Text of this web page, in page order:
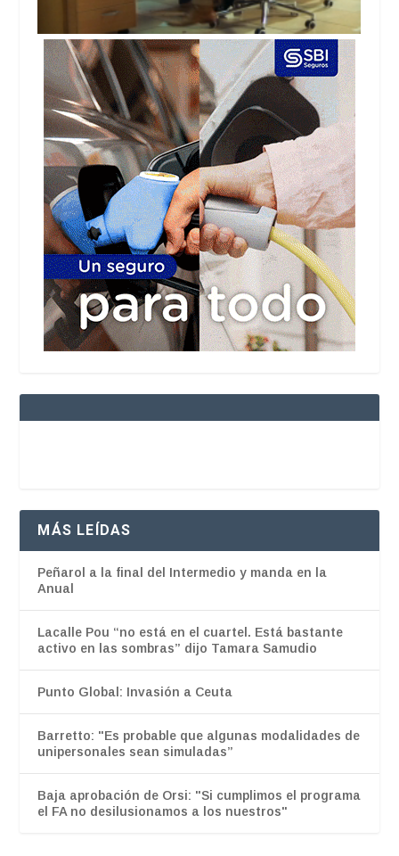
MÁS LEÍDAS
Peñarol a la final del Intermedio y manda en la
Anual
Lacalle Pou “no está en el cuartel. Está bastante
activo en las sombras” dijo Tamara Samudio
Punto Global: Invasión a Ceuta
Barretto: "Es probable que algunas modalidades de
unipersonales sean simuladas”
Baja aprobación de Orsi: "Si cumplimos el programa
el FA no desilusionamos a los nuestros"